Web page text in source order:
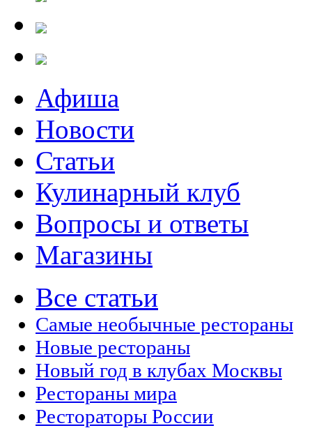
Афиша
Новости
Статьи
Кулинарный клуб
Вопросы и ответы
Магазины
Все статьи
Самые необычные рестораны
Новые рестораны
Новый год в клубах Москвы
Рестораны мира
Рестораторы России